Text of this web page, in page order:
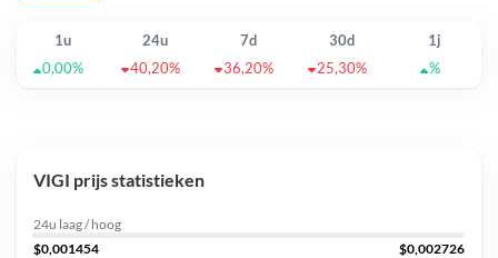
1u 24u 7d 30d
1j
0,00%
40,20% 36,20% 25,30% %
VIGI prijs statistieken
24u laag / hoog
$0,001454
$0,002726